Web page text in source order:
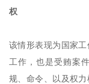
权
该情形表现为国家
工作，也是受贿案
规、命令、以及权